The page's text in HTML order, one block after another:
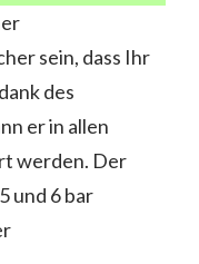
sein, dass Ihr
des
er in allen
werden. Der
und 6 bar